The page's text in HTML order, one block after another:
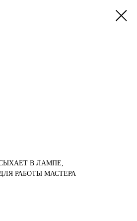
В ЛАМПЕ,
РАБОТЫ МАСТЕРА